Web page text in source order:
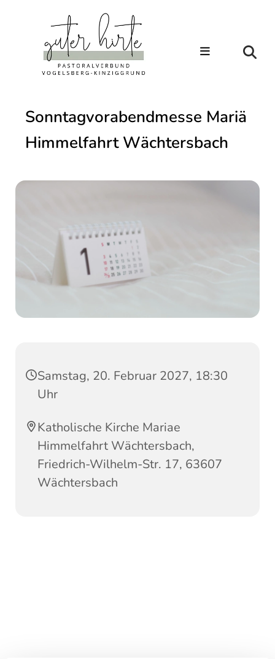
Sonntagvorabendmesse Mariä
Himmelfahrt Wächtersbach
Samstag, 20. Februar 2027, 18:30
Uhr
Katholische Kirche Mariae
Himmelfahrt Wächtersbach,
Friedrich-Wilhelm-Str. 17, 63607
Wächtersbach